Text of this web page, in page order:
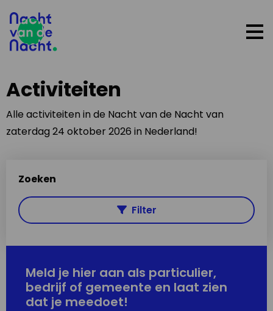
Activiteiten
Alle activiteiten in de Nacht van de Nacht van
zaterdag 24 oktober 2026 in Nederland!
Zoeken
Filter
Meld je hier aan als particulier,
bedrijf of gemeente en laat zien
dat je meedoet!